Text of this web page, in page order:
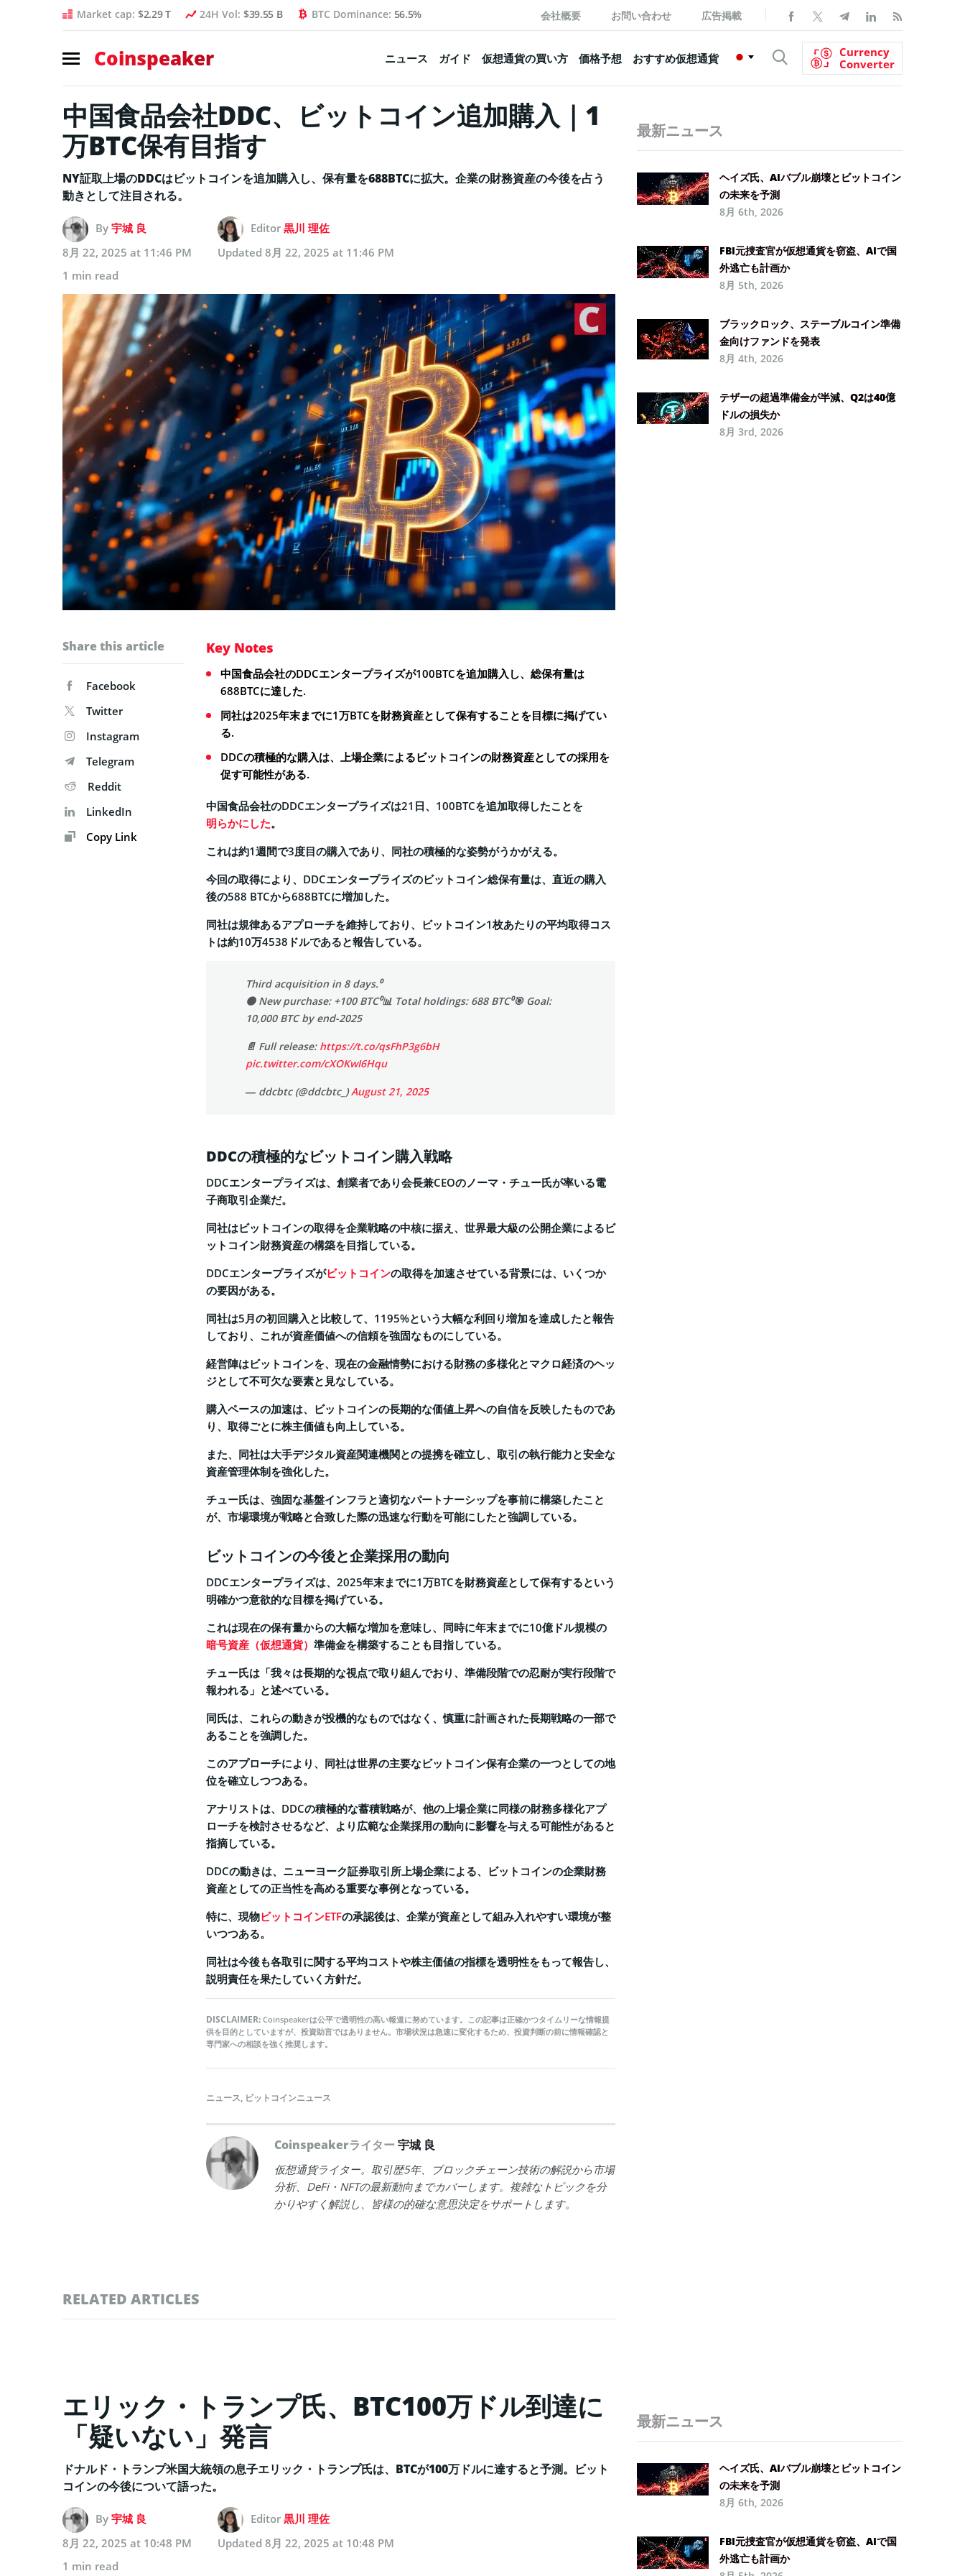
Market cap: $2.29 T 24H Vol: $39.55 B BTC Dominance: 56.5% 会社概要 お問い合わせ 広告掲載
Coinspeaker ニュース ガイド 仮想通貨の買い方 価格予想 おすすめ仮想通貨
Currency
Converter
中国食品会社DDC、ビットコイン追加購入｜1
万BTC保有目指す
NY証取上場のDDCはビットコインを追加購入し、保有量を688BTCに拡大。企業の財務資産の今後を占う
動きとして注目される。
By 宇城 良 Editor 黒川 理佐
8月 22, 2025 at 11:46 PM
Updated 8月 22, 2025 at 11:46 PM
1 min read
Share this article
Facebook
Twitter
Instagram
Telegram
Reddit
LinkedIn
Copy Link
Key Notes
中国食品会社のDDCエンタープライズが100BTCを追加購入し、総保有量は
688BTCに達した.
同社は2025年末までに1万BTCを財務資産として保有することを目標に掲げてい
る.
DDCの積極的な購入は、上場企業によるビットコインの財務資産としての採用を
促す可能性がある.
中国食品会社のDDCエンタープライズは21日、100BTCを追加取得したことを
明らかにした。
これは約1週間で3度目の購入であり、同社の積極的な姿勢がうかがえる。
今回の取得により、DDCエンタープライズのビットコイン総保有量は、直近の購入
後の588 BTCから688BTCに増加した。
同社は規律あるアプローチを維持しており、ビットコイン1枚あたりの平均取得コス
トは約10万4538ドルであると報告している。
Third acquisition in 8 days.⁰
🟠 New purchase: +100 BTC⁰📊 Total holdings: 688 BTC⁰🎯 Goal:
10,000 BTC by end-2025
📄 Full release: https://t.co/qsFhP3g6bH
pic.twitter.com/cXOKwI6Hqu
— ddcbtc (@ddcbtc_)August 21, 2025
DDCの積極的なビットコイン購入戦略
DDCエンタープライズは、創業者であり会長兼CEOのノーマ・チュー氏が率いる電
子商取引企業だ。
同社はビットコインの取得を企業戦略の中核に据え、世界最大級の公開企業によるビ
ットコイン財務資産の構築を目指している。
DDCエンタープライズがビットコインの取得を加速させている背景には、いくつか
の要因がある。
同社は5月の初回購入と比較して、1195%という大幅な利回り増加を達成したと報告
しており、これが資産価値への信頼を強固なものにしている。
経営陣はビットコインを、現在の金融情勢における財務の多様化とマクロ経済のヘッ
ジとして不可欠な要素と見なしている。
購入ペースの加速は、ビットコインの長期的な価値上昇への自信を反映したものであ
り、取得ごとに株主価値も向上している。
また、同社は大手デジタル資産関連機関との提携を確立し、取引の執行能力と安全な
資産管理体制を強化した。
チュー氏は、強固な基盤インフラと適切なパートナーシップを事前に構築したこと
が、市場環境が戦略と合致した際の迅速な行動を可能にしたと強調している。
ビットコインの今後と企業採用の動向
DDCエンタープライズは、2025年末までに1万BTCを財務資産として保有するという
明確かつ意欲的な目標を掲げている。
これは現在の保有量からの大幅な増加を意味し、同時に年末までに10億ドル規模の
暗号資産（仮想通貨） 準備金を構築することも目指している。
チュー氏は「我々は長期的な視点で取り組んでおり、準備段階での忍耐が実行段階で
報われる」と述べている。
同氏は、これらの動きが投機的なものではなく、慎重に計画された長期戦略の一部で
あることを強調した。
このアプローチにより、同社は世界の主要なビットコイン保有企業の一つとしての地
位を確立しつつある。
アナリストは、DDCの積極的な蓄積戦略が、他の上場企業に同様の財務多様化アプ
ローチを検討させるなど、より広範な企業採用の動向に影響を与える可能性があると
指摘している。
DDCの動きは、ニューヨーク証券取引所上場企業による、ビットコインの企業財務
資産としての正当性を高める重要な事例となっている。
特に、現物ビットコインETFの承認後は、企業が資産として組み入れやすい環境が整
いつつある。
同社は今後も各取引に関する平均コストや株主価値の指標を透明性をもって報告し、
説明責任を果たしていく方針だ。
DISCLAIMER: Coinspeakerは公平で透明性の高い報道に努めています。この記事は正確かつタイムリーな情報提
供を目的としていますが、投資助言ではありません。市場状況は急速に変化するため、投資判断の前に情報確認と
専門家への相談を強く推奨します。
ニュース, ビットコインニュース
Coinspeakerライター宇城 良
仮想通貨ライター。取引歴5年、ブロックチェーン技術の解説から市場
分析、DeFi・NFTの最新動向までカバーします。複雑なトピックを分
かりやすく解説し、皆様の的確な意思決定をサポートします。
RELATED ARTICLES
最新ニュース
ヘイズ氏、AIバブル崩壊とビットコイン
の未来を予測
8月 6th, 2026
FBI元捜査官が仮想通貨を窃盗、AIで国
外逃亡も計画か
8月 5th, 2026
ブラックロック、ステーブルコイン準備
金向けファンドを発表
8月 4th, 2026
テザーの超過準備金が半減、Q2は40億
ドルの損失か
8月 3rd, 2026
エリック・トランプ氏、BTC100万ドル到達に
「疑いない」発言
ドナルド・トランプ米国大統領の息子エリック・トランプ氏は、BTCが100万ドルに達すると予測。ビット
コインの今後について語った。
By 宇城 良 Editor 黒川 理佐
8月 22, 2025 at 10:48 PM
Updated 8月 22, 2025 at 10:48 PM
1 min read
最新ニュース
ヘイズ氏、AIバブル崩壊とビットコイン
の未来を予測
8月 6th, 2026
FBI元捜査官が仮想通貨を窃盗、AIで国
外逃亡も計画か